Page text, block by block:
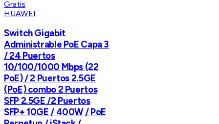
HUAWEI
Switch Gigabit
Administrable PoE Capa 3
/ 24 Puertos
10/100/1000 Mbps (22
PoE) / 2 Puertos 2.5GE
(PoE) combo 2 Puertos
SFP 2.5GE /2 Puertos
SFP+ 10GE / 400W / PoE